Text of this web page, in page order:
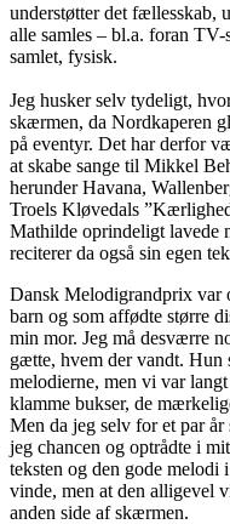
understøtter det fællesskab,
alle samles – bl.a. foran
samlet, fysisk.
Jeg husker selv tydeligt,
skærmen, da Nordkaperen
på eventyr. Det har derfor
at skabe sange til Mikkel
herunder Havana,
Troels Kløvedals
Mathilde oprindeligt lavede
reciterer da også sin egen
Dansk Melodigrandprix var
barn og som affødte større
min mor. Jeg må desværre
gætte, hvem der vandt. Hun
melodierne, men vi var
klamme bukser, de
Men da jeg selv for et par
jeg chancen og optrådte i
teksten og den gode
vinde, men at den alligevel
anden side af skærmen.